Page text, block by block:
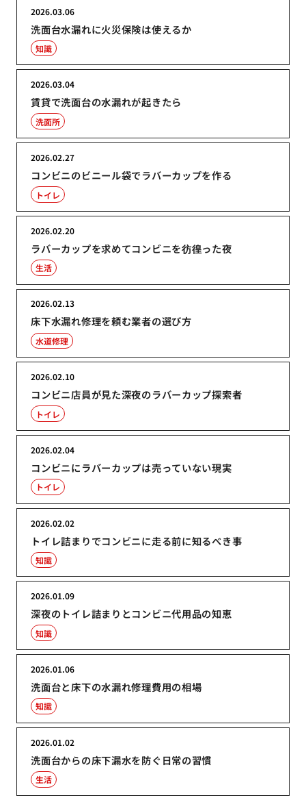
洗面台水漏れに火災保険は使えるか
2026.03.06
知識
賃貸で洗面台の水漏れが起きたら
2026.03.04
洗面所
コンビニのビニール袋でラバーカップを作る
2026.02.27
トイレ
ラバーカップを求めてコンビニを彷徨った夜
2026.02.20
生活
床下水漏れ修理を頼む業者の選び方
2026.02.13
水道修理
コンビニ店員が見た深夜のラバーカップ探索者
2026.02.10
トイレ
コンビニにラバーカップは売っていない現実
2026.02.04
トイレ
トイレ詰まりでコンビニに走る前に知るべき事
2026.02.02
知識
深夜のトイレ詰まりとコンビニ代用品の知恵
2026.01.09
知識
洗面台と床下の水漏れ修理費用の相場
2026.01.06
知識
洗面台からの床下漏水を防ぐ日常の習慣
2026.01.02
生活